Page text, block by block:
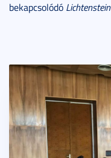
bekapcsolódó